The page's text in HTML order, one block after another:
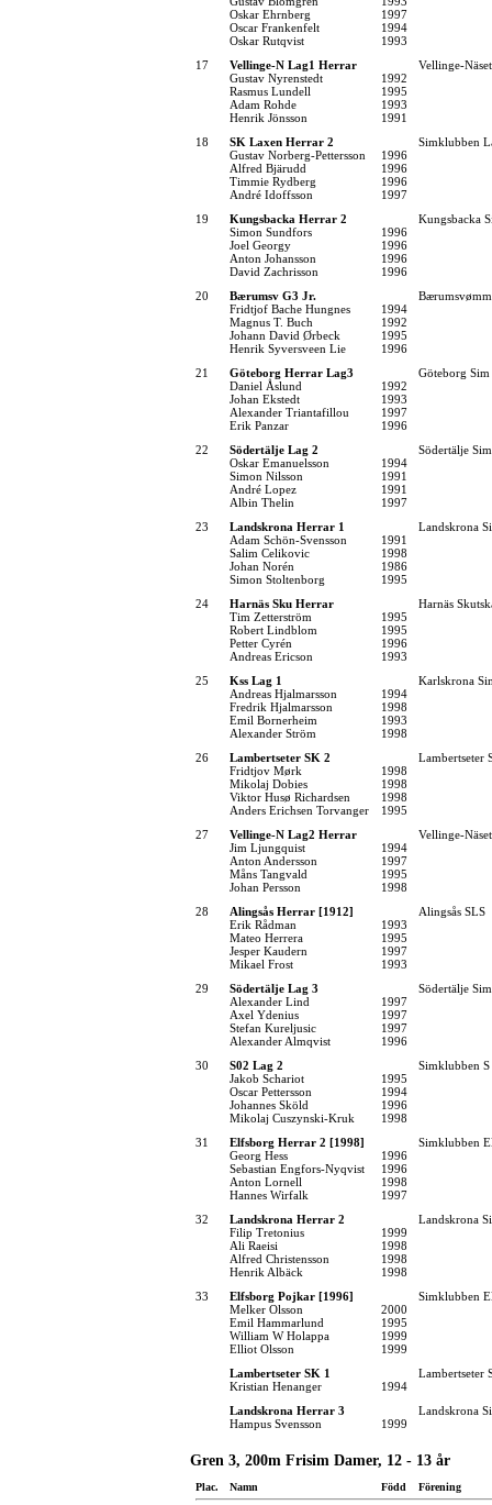
Oskar Ehrnberg
1997
Oscar Frankenfelt
1994
Oskar Rutqvist
1993
17
Vellinge-N Lag1 Herrar
Vellinge-
Gustav Nyrenstedt
1992
Rasmus Lundell
1995
Adam Rohde
1993
Henrik Jönsson
1991
18
SK Laxen Herrar 2
Simklubben
Gustav Norberg-Pettersson
1996
Alfred Bjärudd
1996
Timmie Rydberg
1996
André Idoffsson
1997
19
Kungsbacka Herrar 2
Kungsbacka
Simon Sundfors
1996
Joel Georgy
1996
Anton Johansson
1996
David Zachrisson
1996
20
Bærumsv G3 Jr.
Fridtjof Bache Hungnes
1994
Magnus T. Buch
1992
Johann David Ørbeck
1995
Henrik Syversveen Lie
1996
21
Göteborg Herrar Lag3
Göteborg Sim
Daniel Åslund
1992
Johan Ekstedt
1993
Alexander Triantafillou
1997
Erik Panzar
1996
22
Södertälje Lag 2
Södertälje
Oskar Emanuelsson
1994
Simon Nilsson
1991
André Lopez
1991
Albin Thelin
1997
23
Landskrona Herrar 1
Landskrona
Adam Schön-Svensson
1991
Salim Celikovic
1998
Johan Norén
1986
Simon Stoltenborg
1995
24
Harnäs Sku Herrar
Harnäs
Tim Zetterström
1995
Robert Lindblom
1995
Petter Cyrén
1996
Andreas Ericson
1993
25
Kss Lag 1
Karlskrona
Andreas Hjalmarsson
1994
Fredrik Hjalmarsson
1998
Emil Bornerheim
1993
Alexander Ström
1998
26
Lambertseter SK 2
Lambertseter
Fridtjov Mørk
1998
Mikolaj Dobies
1998
Viktor Husø Richardsen
1998
Anders Erichsen Torvanger
1995
27
Vellinge-N Lag2 Herrar
Vellinge-
Jim Ljungquist
1994
Anton Andersson
1997
Måns Tangvald
1995
Johan Persson
1998
28
Alingsås Herrar [1912]
Alingsås SLS
Erik Rådman
1993
Mateo Herrera
1995
Jesper Kaudern
1997
Mikael Frost
1993
29
Södertälje Lag 3
Södertälje
Alexander Lind
1997
Axel Ydenius
1997
Stefan Kureljusic
1997
Alexander Almqvist
1996
30
S02 Lag 2
Simklubben
Jakob Schariot
1995
Oscar Pettersson
1994
Johannes Sköld
1996
Mikolaj Cuszynski-Kruk
1998
31
Elfsborg Herrar 2 [1998]
Simklubben
Georg Hess
1996
Sebastian Engfors-Nyqvist
1996
Anton Lornell
1998
Hannes Wirfalk
1997
32
Landskrona Herrar 2
Landskrona
Filip Tretonius
1999
Ali Raeisi
1998
Alfred Christensson
1998
Henrik Albäck
1998
33
Elfsborg Pojkar [1996]
Simklubben
Melker Olsson
2000
Emil Hammarlund
1995
William W Holappa
1999
Elliot Olsson
1999
Lambertseter SK 1
Lambertseter
Kristian Henanger
1994
Landskrona Herrar 3
Landskrona
Hampus Svensson
1999
Gren 3, 200m Frisim Damer, 12 - 13 år
Plac. Namn Född Förening